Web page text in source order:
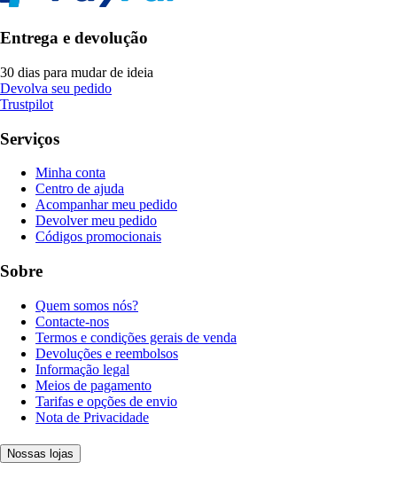
Entrega e devolução
30 dias para mudar de ideia
Devolva seu pedido
Trustpilot
Serviços
Minha conta
Centro de ajuda
Acompanhar meu pedido
Devolver meu pedido
Códigos promocionais
Sobre
Quem somos nós?
Contacte-nos
Termos e condições gerais de venda
Devoluções e reembolsos
Informação legal
Meios de pagamento
Tarifas e opções de envio
Nota de Privacidade
Nossas lojas